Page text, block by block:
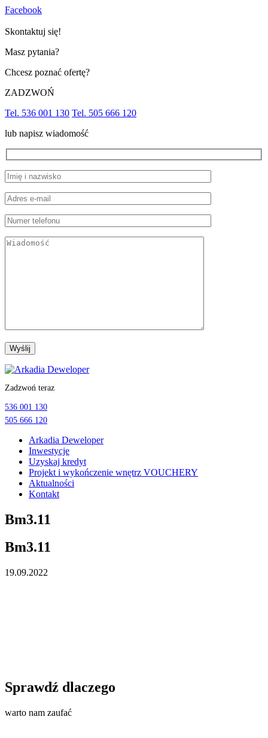
Facebook
Skontaktuj się!
Masz pytania?
Chcesz poznać ofertę?
ZADZWOŃ
Tel. 536 001 130 Tel. 505 666 120
lub napisz wiadomość
Przejdź
treści
Zadzwoń teraz
536 001 130
505 666 120
Arkadia Deweloper
Inwestycje
Uzyskaj kredyt
Projekt i wykończenie wnętrz VOUCHERY
Aktualności
Kontakt
Bm3.11
Bm3.11
19.09.2022
Sprawdź dlaczego
warto nam zaufać